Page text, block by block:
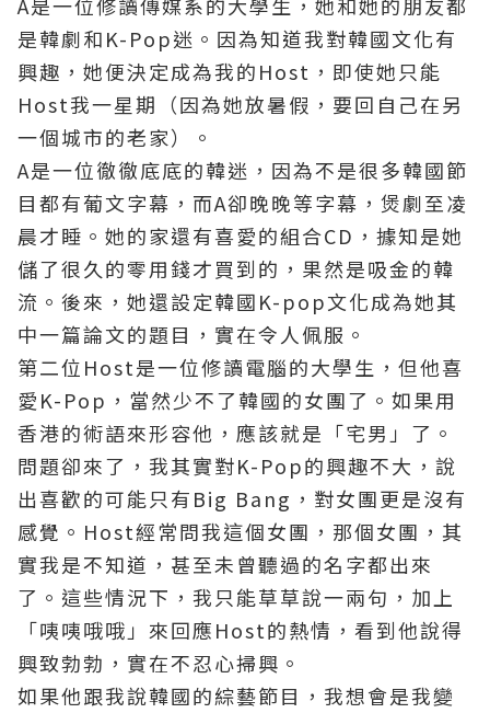
是韓劇和K-Pop迷。因為知道我對韓國文化有
興趣，她便決定成為我的Host，即使她只能
Host我一星期（因為她放暑假，要回自己在另
一個城市的老家）。
A是一位徹徹底底的韓迷，因為不是很多韓國節
目都有葡文字幕，而A卻晚晚等字幕，煲劇至凌
晨才睡。她的家還有喜愛的組合CD，據知是她
儲了很久的零用錢才買到的，果然是吸金的韓
流。後來，她還設定韓國K-pop文化成為她其
中一篇論文的題目，實在令人佩服。
第二位Host是一位修讀電腦的大學生，但他喜
愛K-Pop，當然少不了韓國的女團了。如果用
香港的術語來形容他，應該就是「宅男」了。
問題卻來了，我其實對K-Pop的興趣不大，說
出喜歡的可能只有Big Bang，對女團更是沒有
感覺。Host經常問我這個女團，那個女團，其
實我是不知道，甚至未曾聽過的名字都出來
了。這些情況下，我只能草草說一兩句，加上
「咦咦哦哦」來回應Host的熱情，看到他說得
興致勃勃，實在不忍心掃興。
如果他跟我說韓國的綜藝節目，我想會是我變